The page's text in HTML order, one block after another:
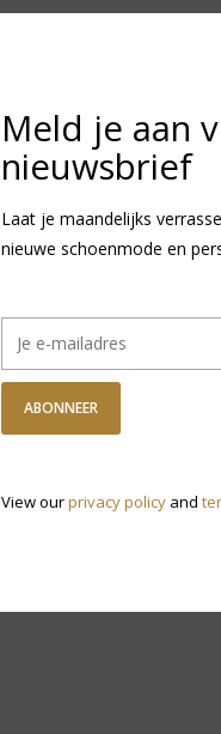
Birkenstock
€31,95
Meld je aan
nieuwsbrief
Laat je maandelijks
nieuwe schoenmode en
ABONNEER
View ourprivacy policy and